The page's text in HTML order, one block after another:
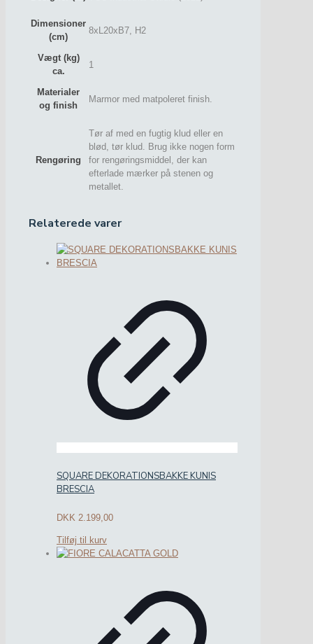
Dimensioner
(cm)
8xL20xB7, H2
Vægt (kg)
ca.
1
Materialer
og finish
Marmor med matpoleret finish.
Rengøring
Tør af med en fugtig klud eller en
blød, tør klud. Brug ikke nogen form
for rengøringsmiddel, der kan
efterlade mærker på stenen og
metallet.
Relaterede varer
SQUARE DEKORATIONSBAKKE KUNIS
BRESCIA
DKK 2.199,00
Tilføj til kurv